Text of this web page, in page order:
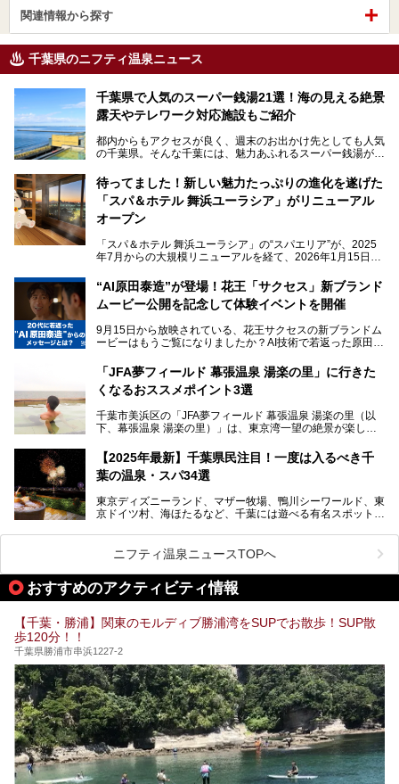
関連情報から探す
千葉県のニフティ温泉ニュース
千葉県で人気のスーパー銭湯21選！海の見える絶景
露天やテレワーク対応施設もご紹介
都内からもアクセスが良く、週末のお出かけ先としても人気
の千葉県。そんな千葉には、魅力あふれるスーパー銭湯がた
「サウナでしっかりととのいたい」「海が見える絶景で非日
常を味わいたい」「子連れでも気兼ねなく1日過ごした
い」。
そんな多様なニーズに応える施設が揃っているため、その日
の目的に合った施設がきっと見つかるはずです。
さらに最近では、24時間営業で深夜まで滞在できる施設
や、テレワーク・コワーキングスペースを備えた仕事もでき
るスパも増えており、ただの入浴施設にとどまらない進化を
本記事では、人気スーパー銭湯から絶景施設、コワーキング
スペースや休憩スペースが充実した施設、子連れファミリー
向けの施設など、目的に合わせたおすすめの施設を紹介しま
す。
ださい。
待ってました！新しい魅力たっぷりの進化を遂げた
「スパ＆ホテル 舞浜ユーラシア」がリニューアル
オープン
「スパ＆ホテル 舞浜ユーラシア」の“スパエリア”が、2025
年7月からの大規模リニューアルを経て、2026年1月15日
新設エリアや生まれ変わった浴場・サウナの魅力を、人気キ
ャラクター「ユーラシわん」と一緒にご紹介します。必見の
───
提供元：SPA＆HOTEL舞浜ユーラシア【PR】
です。
“AI原田泰造”が登場！花王「サクセス」新ブランド
ムービー公開を記念して体験イベントを開催
9月15日から放映されている、花王サクセスの新ブランドム
ービーはもうご覧になりましたか？AI技術で若返った原田泰
伝えるムービーです。公開を記念して、スパメッツァおおた
か竜泉寺の湯にて体験イベントを開催。花王サクセスの製品
が無料で試せるチャンスです！
提供元：花王株式会社【PR】
この記事は花王株式会社商品のPRレポート記事です。
「JFA夢フィールド 幕張温泉 湯楽の里」に行きた
くなるおススメポイント3選
千葉市美浜区の「JFA夢フィールド 幕張温泉 湯楽の里（以
下、幕張温泉 湯楽の里）」は、東京湾一望の絶景が楽しめ
設備も天然温泉の露天風呂、サウナ、岩盤浴のほか、高濃度
炭酸泉、海の見えるお休み処や食事処、展望抜群の屋上ま
で、年代を問わずたっぷり楽しめます。
今回は人気のこの施設の中でも、特におススメしたい3つの
ポイントについて厳選してお届けします。読めばきっと、行
【2025年最新】千葉県民注目！一度は入るべき千
葉の温泉・スパ34選
東京ディズニーランド、マザー牧場、鴨川シーワールド、東
京ドイツ村、海ほたるなど、千葉には遊べる有名スポットが
県で生まれ、千葉県で育ち、つい最近まで千葉在住だった私
がお勧めする、一度は入るべき千葉の温泉・スパ34選をま
とめました。
ニフティ温泉ニュースTOPへ
おすすめのアクティビティ情報
【千葉・勝浦】関東のモルディブ勝浦湾をSUPでお散歩！SUP散
歩120分！！
千葉県勝浦市串浜1227-2